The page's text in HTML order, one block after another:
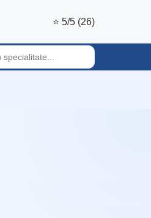
⭐ 5/5 (26)